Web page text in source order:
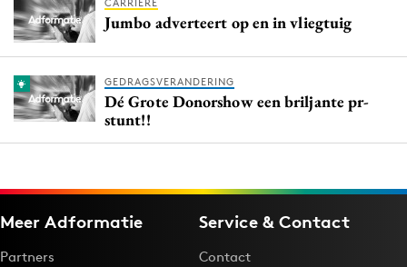
CARRIERE
Jumbo adverteert op en in vliegtuig
GEDRAGSVERANDERING
Dé Grote Donorshow een briljante pr-
stunt!!
Meer Adformatie
Partners
Service & Contact
Contact